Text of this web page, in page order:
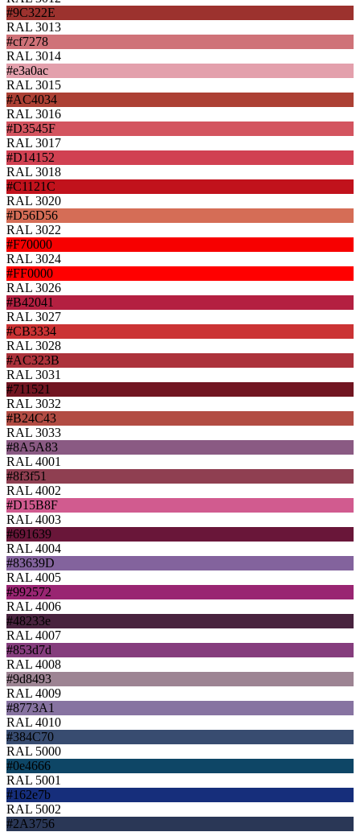
#9C322E
RAL 3013
#cf7278
RAL 3014
#e3a0ac
RAL 3015
#AC4034
RAL 3016
#D3545F
RAL 3017
#D14152
RAL 3018
#C1121C
RAL 3020
#D56D56
RAL 3022
#F70000
RAL 3024
#FF0000
RAL 3026
#B42041
RAL 3027
#CB3334
RAL 3028
#AC323B
RAL 3031
#711521
RAL 3032
#B24C43
RAL 3033
#8A5A83
RAL 4001
#8f3f51
RAL 4002
#D15B8F
RAL 4003
#691639
RAL 4004
#83639D
RAL 4005
#992572
RAL 4006
#48233e
RAL 4007
#853d7d
RAL 4008
#9d8493
RAL 4009
#8773A1
RAL 4010
#384C70
RAL 5000
#0e4666
RAL 5001
#162e7b
RAL 5002
#2A3756